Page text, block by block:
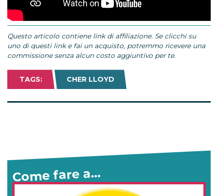
Questo articolo contiene link di affiliazione. Se clicchi su
uno di questi link e fai un acquisto, potremmo ricevere una
commissione senza alcun costo aggiuntivo per te.
TAGS: CHER LLOYD
Come fare a…